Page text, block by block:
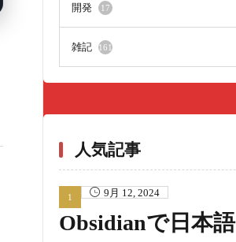
開発 17
雑記 161
人気記事
9月 12, 2024
Obsidianで日本語